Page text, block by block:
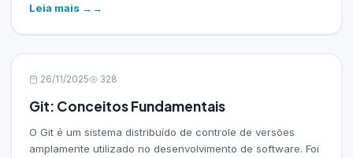
Leia mais →
26/11/2025 328
Git: Conceitos Fundamentais
O Git é um sistema distribuído de controle de versões
amplamente utilizado no desenvolvimento de software. Foi